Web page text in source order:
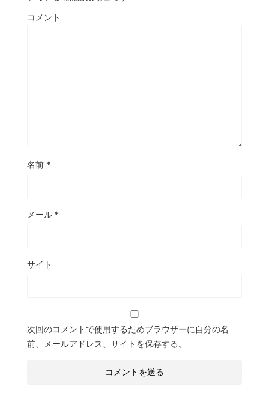
コメント
名前 *
メール *
サイト
次回のコメントで使用するためブラウザーに自分の名
前、メールアドレス、サイトを保存する。